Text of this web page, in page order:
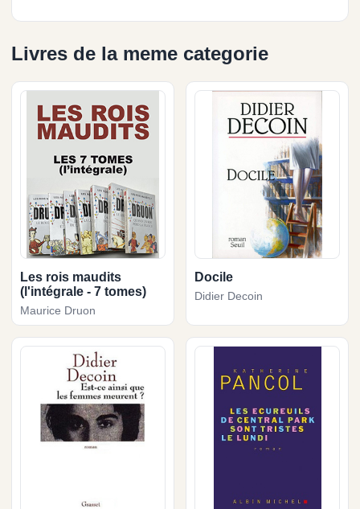
Livres de la meme categorie
Les rois maudits
(l'intégrale - 7 tomes)
Maurice Druon
Docile
Didier Decoin